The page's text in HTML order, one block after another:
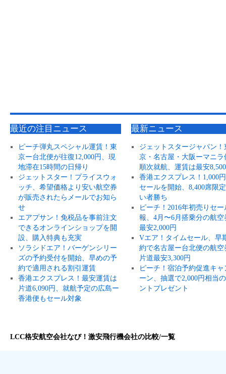
最近の注目ニュース
ピーチ弾丸スペシャル運賃！東
京ー台北便が往復12,000円、現
地滞在15時間の日帰り
ジェットスター！プライスウォ
ッチ、希望価格より安い航空券
が販売されたらメールでお知ら
せ
エアプサン！免税品を事前注文
できるオンラインショップを開
設、購入特典も充実
ソラシドエア！バーゲンシリー
ズの予約受付を開始、早めの予
約で適用される割引運賃
香港エクスプレス！最安運賃は
片道6,090円、就航予定の広島ー
香港便もセール対象
最新ニュース
ジェットスタージャパン！
京・名古屋・大阪ーマニラ
順次就航、運賃は最安
香港エクスプレス！1,000
セールを開始、8,400席限
い者勝ち
ピーチ！2016年初売りセー
報、4月〜6月搭乗分の航空
最安2,000円
Vエア！タイムセール、早
約で名古屋ー台北便の航空
片道最安3,300円
ピーチ！宿泊予約促進キャ
ーン、抽選で2,000円相当
ントプレゼント
LCC格安航空会社なび！激安飛行機会社の比較/一覧